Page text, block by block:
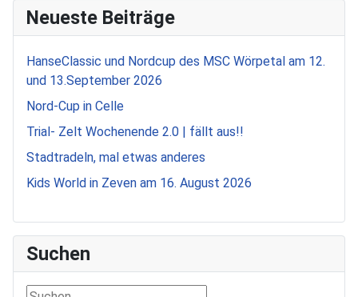
Neueste Beiträge
HanseClassic und Nordcup des MSC Wörpetal am 12.
und 13.September 2026
Nord-Cup in Celle
Trial- Zelt Wochenende 2.0 | fällt aus!!
Stadtradeln, mal etwas anderes
Kids World in Zeven am 16. August 2026
Suchen